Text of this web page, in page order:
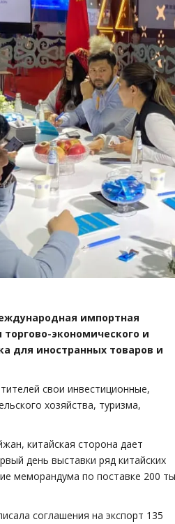
импортная
экономического и
для иностранных товаров и
свои инвестиционные,
хозяйства, туризма,
китайская сторона дает
день выставки ряд китайских
меморандума по поставке 200
соглашения на экспорт 135